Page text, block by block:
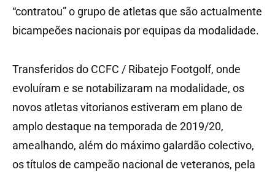
“contratou” o grupo de atletas que são actualmente
bicampeões nacionais por equipas da modalidade.
Transferidos do CCFC / Ribatejo Footgolf, onde
evoluíram e se notabilizaram na modalidade, os
novos atletas vitorianos estiveram em plano de
amplo destaque na temporada de 2019/20,
amealhando, além do máximo galardão colectivo,
os títulos de campeão nacional de veteranos, pela